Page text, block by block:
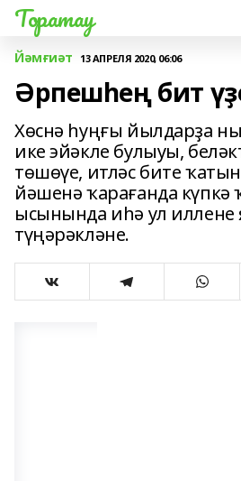
Торатау
Йәмғиәт 13 АПРЕЛЯ 2020, 06:06
Әрпешһең бит
Хөснә һуңғы йылдарҙа
ике эйәкле булыуы,
төшөүе, итләс бите
йәшенә ҡарағанда күпкә
ысынында иһә ул иллене
түңәрәкләне.